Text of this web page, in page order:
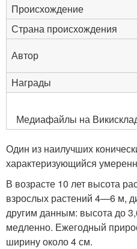
Происхождение
Страна происхождения
Автор
Награды
Медиафайлы на
Один из наилучших
характеризующийся
В возрасте 10 лет высота
взрослых растений 4—6 м,
другим данным: высота до
медленно. Ежегодный
ширину около 4 см.